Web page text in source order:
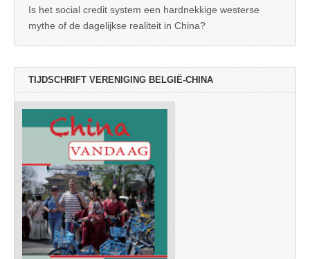
Is het social credit system een hardnekkige westerse
mythe of de dagelijkse realiteit in China?
TIJDSCHRIFT VERENIGING BELGIË-CHINA